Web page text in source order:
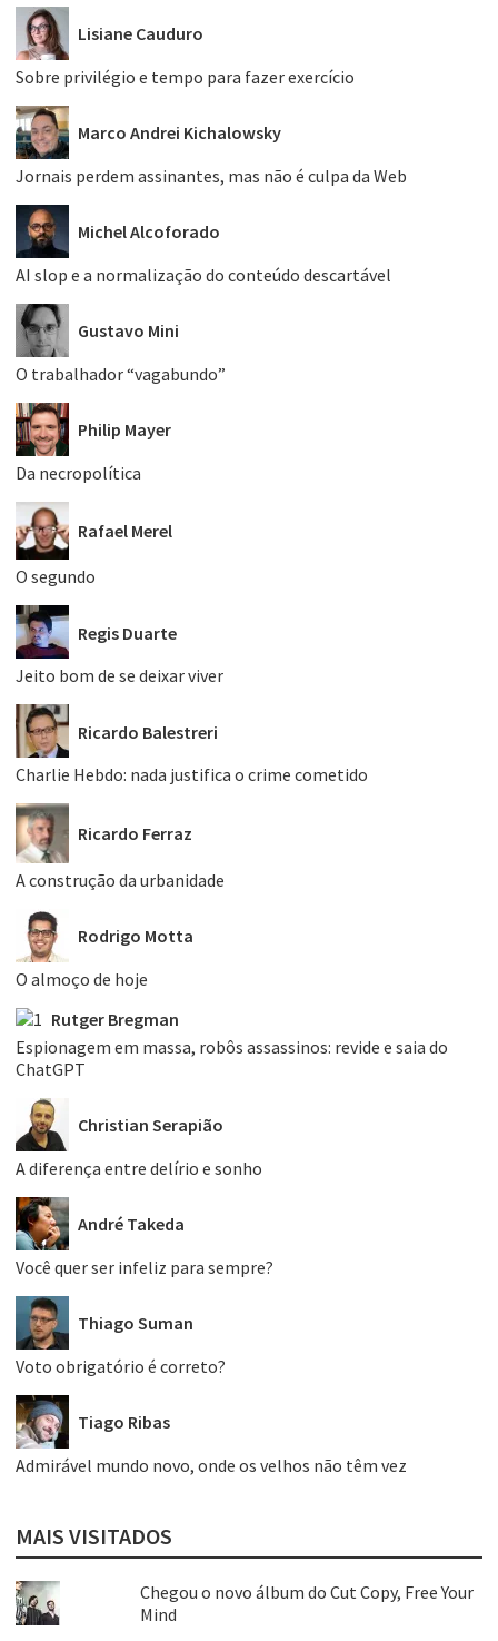
Lisiane Cauduro
Sobre privilégio e tempo para fazer exercício
Marco Andrei Kichalowsky
Jornais perdem assinantes, mas não é culpa da Web
Michel Alcoforado
AI slop e a normalização do conteúdo descartável
Gustavo Mini
O trabalhador “vagabundo”
Philip Mayer
Da necropolítica
Rafael Merel
O segundo
Regis Duarte
Jeito bom de se deixar viver
Ricardo Balestreri
Charlie Hebdo: nada justifica o crime cometido
Ricardo Ferraz
A construção da urbanidade
Rodrigo Motta
O almoço de hoje
Rutger Bregman
Espionagem em massa, robôs assassinos: revide e saia do
ChatGPT
Christian Serapião
A diferença entre delírio e sonho
André Takeda
Você quer ser infeliz para sempre?
Thiago Suman
Voto obrigatório é correto?
Tiago Ribas
Admirável mundo novo, onde os velhos não têm vez
MAIS VISITADOS
Chegou o novo álbum do Cut Copy, Free Your
Mind